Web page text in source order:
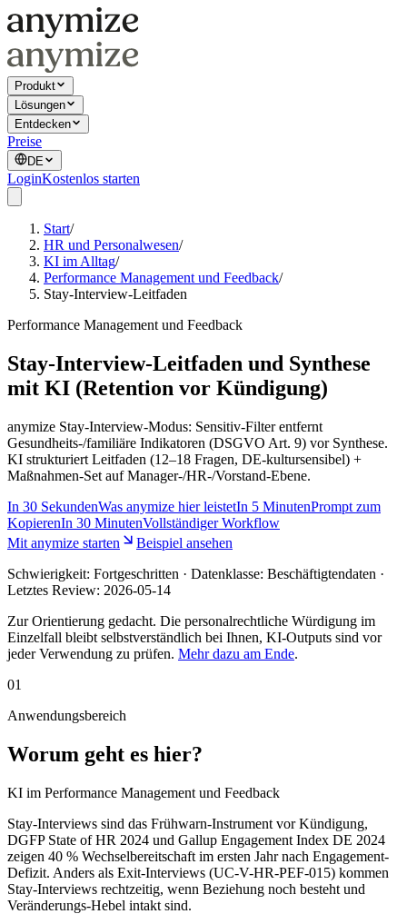
Produkt
Lösungen
Entdecken
Preise
DE
LoginKostenlos starten
Start/
HR und Personalwesen/
KI im Alltag/
Performance Management und Feedback/
Stay-Interview-Leitfaden
Performance Management und Feedback
Stay-Interview-Leitfaden und Synthese
mit KI (Retention vor Kündigung)
anymize Stay-Interview-Modus: Sensitiv-Filter entfernt
Gesundheits-/familiäre Indikatoren (DSGVO Art. 9) vor Synthese.
KI strukturiert Leitfaden (12–18 Fragen, DE-kultursensibel) +
Maßnahmen-Set auf Manager-/HR-/Vorstand-Ebene.
In 30 SekundenWas anymize hier leistetIn 5 MinutenPrompt zum
KopierenIn 30 MinutenVollständiger Workflow
Mit anymize starten
Beispiel ansehen
Schwierigkeit: Fortgeschritten · Datenklasse: Beschäftigtendaten ·
Letztes Review: 2026-05-14
Zur Orientierung gedacht. Die personalrechtliche Würdigung im
Einzelfall bleibt selbstverständlich bei Ihnen, KI-Outputs sind vor
jeder Verwendung zu prüfen. Mehr dazu am Ende.
01
Anwendungsbereich
Worum geht es hier?
KI im Performance Management und Feedback
Stay-Interviews sind das Frühwarn-Instrument vor Kündigung,
DGFP State of HR 2024 und Gallup Engagement Index DE 2024
zeigen 40 % Wechselbereitschaft im ersten Jahr nach Engagement-
Defizit. Anders als Exit-Interviews (UC-V-HR-PEF-015) kommen
Stay-Interviews rechtzeitig, wenn Beziehung noch besteht und
Veränderungs-Hebel intakt sind.